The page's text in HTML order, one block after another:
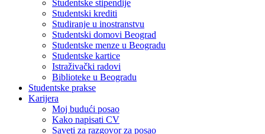
Studentske stipendije
Studentski krediti
Studiranje u inostranstvu
Studentski domovi Beograd
Studentske menze u Beogradu
Studentske kartice
Istraživački radovi
Biblioteke u Beogradu
Studentske prakse
Karijera
Moj budući posao
Kako napisati CV
Saveti za razgovor za posao